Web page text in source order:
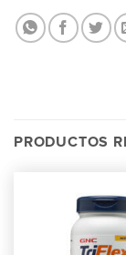
PRODUCTOS